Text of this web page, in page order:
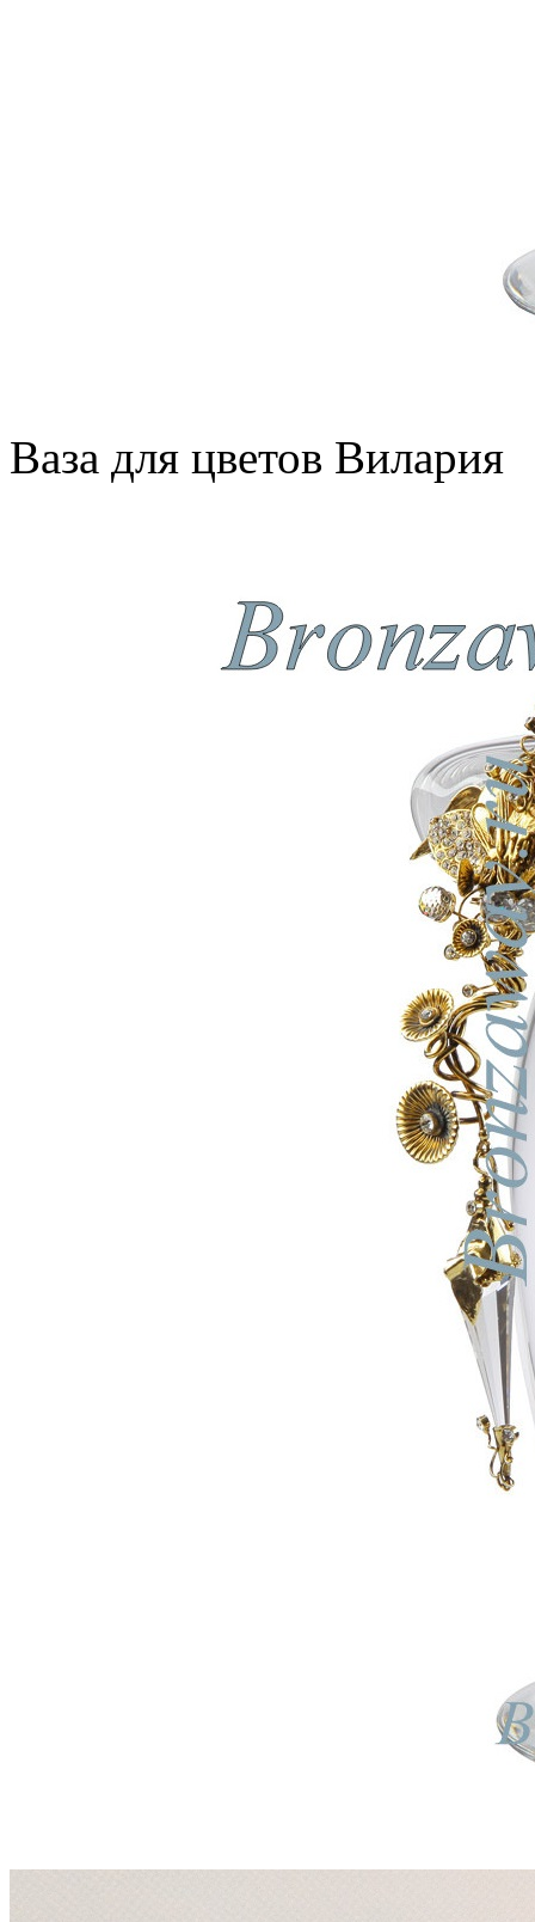
Ваза для цветов Вилария